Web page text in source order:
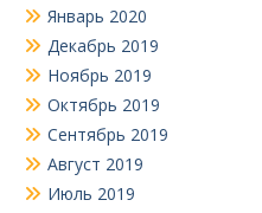
Январь 2020
Декабрь 2019
Ноябрь 2019
Октябрь 2019
Сентябрь 2019
Август 2019
Июль 2019